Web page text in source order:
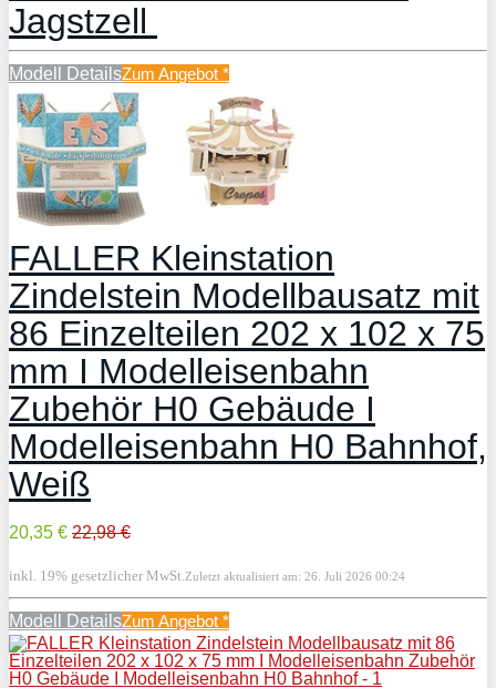
Jagstzell
Modell DetailsZum Angebot *
FALLER Kleinstation
Zindelstein Modellbausatz mit
86 Einzelteilen 202 x 102 x 75
mm I Modelleisenbahn
Zubehör H0 Gebäude I
Modelleisenbahn H0 Bahnhof,
Weiß
20,35 € 22,98 €
inkl. 19% gesetzlicher MwSt. Zuletzt aktualisiert am: 26. Juli 2026 00:24
Modell DetailsZum Angebot *